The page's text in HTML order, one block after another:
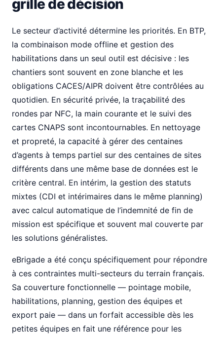
grille de décision
Le secteur d’activité détermine les priorités. En BTP,
la combinaison mode offline et gestion des
habilitations dans un seul outil est décisive : les
chantiers sont souvent en zone blanche et les
obligations CACES/AIPR doivent être contrôlées au
quotidien. En sécurité privée, la traçabilité des
rondes par NFC, la main courante et le suivi des
cartes CNAPS sont incontournables. En nettoyage
et propreté, la capacité à gérer des centaines
d’agents à temps partiel sur des centaines de sites
différents dans une même base de données est le
critère central. En intérim, la gestion des statuts
mixtes (CDI et intérimaires dans le même planning)
avec calcul automatique de l’indemnité de fin de
mission est spécifique et souvent mal couverte par
les solutions généralistes.
eBrigade a été conçu spécifiquement pour répondre
à ces contraintes multi-secteurs du terrain français.
Sa couverture fonctionnelle — pointage mobile,
habilitations, planning, gestion des équipes et
export paie — dans un forfait accessible dès les
petites équipes en fait une référence pour les